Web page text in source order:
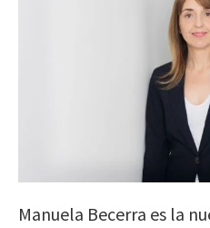
Manuela Becerra es la